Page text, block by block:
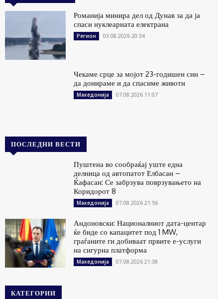
Романија минира дел од Дунав за да ја
спаси нуклеарната електрана
Регион 03.08.2026 20:34
Чекаме срце за мојот 23-годишен син –
да донираме и да спасиме животи
Македонија 07.08.2026 11:07
ПОСЛЕДНИ ВЕСТИ
Пуштена во сообраќај уште една
делница од автопатот Елбасан –
Ќафасан: Се забрзува поврзувањето на
Коридорот 8
Македонија 07.08.2026 21:56
Андоновски: Националниот дата-центар
ќе биде со капацитет под 1 MW,
граѓаните ги добиваат првите е-услуги
на сигурна платформа
Македонија 07.08.2026 21:38
КАТЕГОРИИ